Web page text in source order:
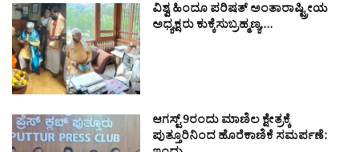
ವಿಶ್ವ ಹಿಂದೂ ಪರಿಷತ್ ಅಂತಾರಾಷ್ಟ್ರೀಯ
ಅಧ್ಯಕ್ಷರು ಕುಕ್ಕೆಸುಬ್ರಹ್ಮಣ್ಯ,…
ಆಗಸ್ಟ್ 9ರಂದು ಮಾಣಿಲ ಕ್ಷೇತ್ರಕ್ಕೆ
ಪುತ್ತೂರಿನಿಂದ ಹೊರೆಕಾಣಿಕೆ ಸಮರ್ಪಣೆ: